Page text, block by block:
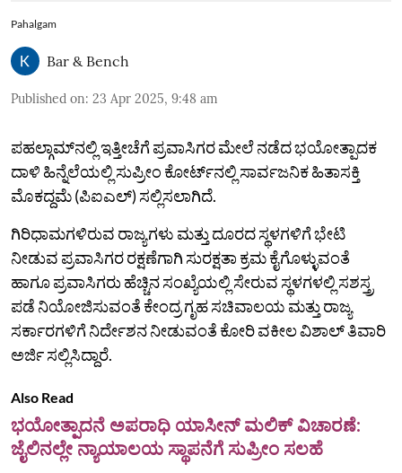
Pahalgam
Bar & Bench
Published on: 23 Apr 2025, 9:48 am
ಪಹಲ್ಗಾಮ್‌ನಲ್ಲಿ ಇತ್ತೀಚೆಗೆ ಪ್ರವಾಸಿಗರ ಮೇಲೆ ನಡೆದ ಭಯೋತ್ಪಾದಕ
ದಾಳಿ ಹಿನ್ನೆಲೆಯಲ್ಲಿ ಸುಪ್ರೀಂ ಕೋರ್ಟ್‌ನಲ್ಲಿ ಸಾರ್ವಜನಿಕ ಹಿತಾಸಕ್ತಿ
ಮೊಕದ್ದಮೆ (ಪಿಐಎಲ್) ಸಲ್ಲಿಸಲಾಗಿದೆ.
ಗಿರಿಧಾಮಗಳಿರುವ ರಾಜ್ಯಗಳು ಮತ್ತು ದೂರದ ಸ್ಥಳಗಳಿಗೆ ಭೇಟಿ
ನೀಡುವ ಪ್ರವಾಸಿಗರ ರಕ್ಷಣೆಗಾಗಿ ಸುರಕ್ಷತಾ ಕ್ರಮ ಕೈಗೊಳ್ಳುವಂತೆ
ಹಾಗೂ ಪ್ರವಾಸಿಗರು ಹೆಚ್ಚಿನ ಸಂಖ್ಯೆಯಲ್ಲಿ ಸೇರುವ ಸ್ಥಳಗಳಲ್ಲಿ ಸಶಸ್ತ್ರ
ಪಡೆ ನಿಯೋಜಿಸುವಂತೆ ಕೇಂದ್ರ ಗೃಹ ಸಚಿವಾಲಯ ಮತ್ತು ರಾಜ್ಯ
ಸರ್ಕಾರಗಳಿಗೆ ನಿರ್ದೇಶನ ನೀಡುವಂತೆ ಕೋರಿ ವಕೀಲ ವಿಶಾಲ್ ತಿವಾರಿ
ಅರ್ಜಿ ಸಲ್ಲಿಸಿದ್ದಾರೆ.
Also Read
ಭಯೋತ್ಪಾದನೆ ಅಪರಾಧಿ ಯಾಸೀನ್ ಮಲಿಕ್ ವಿಚಾರಣೆ:
ಜೈಲಿನಲ್ಲೇ ನ್ಯಾಯಾಲಯ ಸ್ಥಾಪನೆಗೆ ಸುಪ್ರೀಂ ಸಲಹೆ